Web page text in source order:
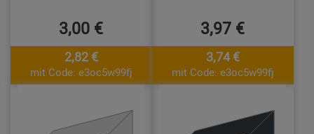
3,00 €
2,82 €
mit Code: e3oc5w99fj
3,97 €
3,74 €
mit Code: e3oc5w99fj